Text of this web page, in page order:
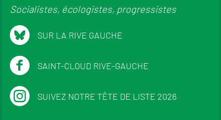
Socialistes, écologistes, progressistes
SUR LA RIVE GAUCHE
SAINT-CLOUD RIVE-GAUCHE
SUIVEZ NOTRE TÊTE DE LISTE 2026